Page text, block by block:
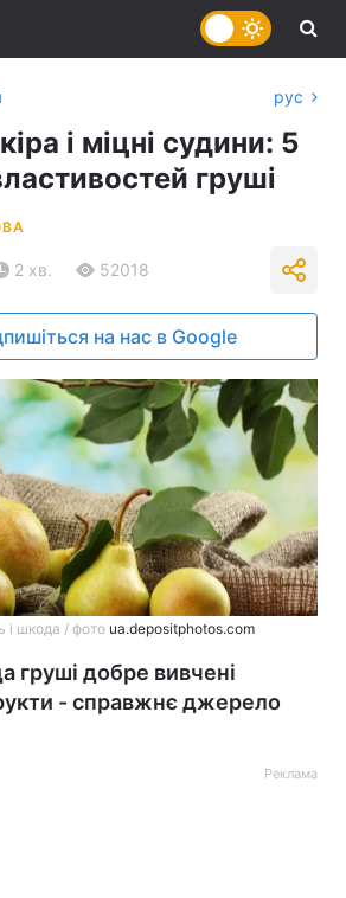
рус
і міцні судини: 5
груші
2 хв. 52018
на нас в Google
і шкода / фото ua.depositphotos.com
груші добре вивчені
- справжнє джерело
Реклама